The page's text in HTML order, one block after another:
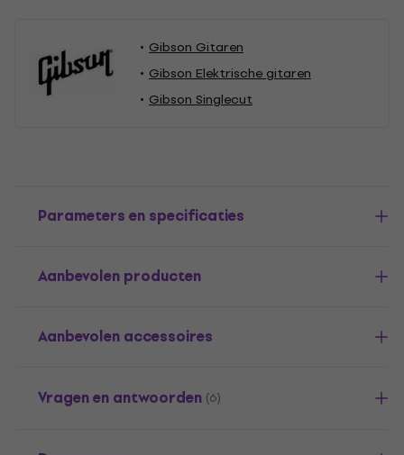
Gibson Gitaren
Gibson Elektrische gitaren
Gibson Singlecut
Parameters en specificaties
Aanbevolen producten
Aanbevolen accessoires
Vragen en antwoorden (6)